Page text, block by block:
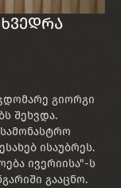
გიორგი
შეხვდა.
ისაუბრეს.
ივერიისა"-ს
გააცნო.